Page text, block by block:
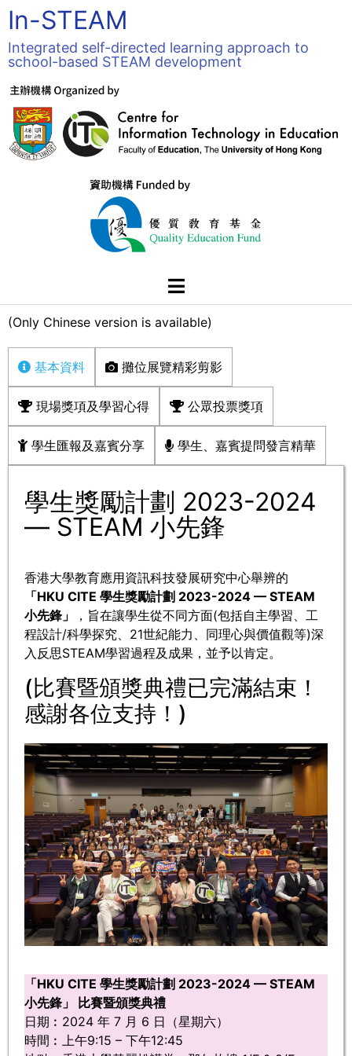
In-STEAM
Integrated self-directed learning approach to
school-based STEAM development
(Only Chinese version is available)
基本資料 攤位展覽精彩剪影
現場獎項及學習心得 公眾投票獎項
學生匯報及嘉賓分享 學生、嘉賓提問發言精華
學生獎勵計劃 2023-2024
— STEAM 小先鋒
香港大學教育應用資訊科技發展研究中心舉辨的
「HKU CITE 學生獎勵計劃 2023-2024 — STEAM
小先鋒」
，旨在讓學生從不同方面(包括自主學習、工
程設計/科學探究、21世紀能力、同理心與價值觀等)深
入反思STEAM學習過程及成果，並予以肯定。
(比賽暨頒獎典禮已完滿結束！
感謝各位支持！)
「HKU CITE 學生獎勵計劃 2023-2024 — STEAM
小先鋒」 比賽暨頒獎典禮
日期︰2024 年 7 月 6 日（星期六）
時間︰上午9:15 – 下午12:45